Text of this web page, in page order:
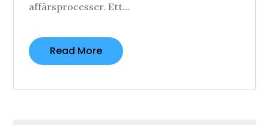
affärsprocesser. Ett…
Read More